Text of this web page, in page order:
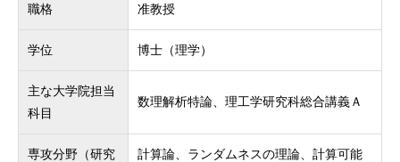
職格 准教授
学位 博士（理学）
主な大学院担当
科目
数理解析特論、理工学研究科総合講義Ａ
専攻分野（研究
計算論、ランダムネスの理論、計算可能